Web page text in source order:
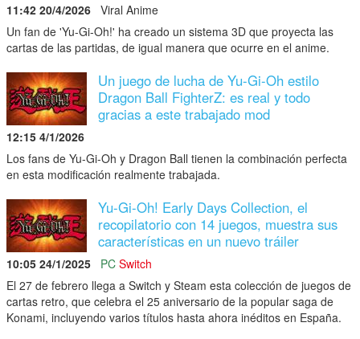
11:42 20/4/2026 Viral Anime
Un fan de 'Yu-Gi-Oh!' ha creado un sistema 3D que proyecta las
cartas de las partidas, de igual manera que ocurre en el anime.
Un juego de lucha de Yu-Gi-Oh estilo
Dragon Ball FighterZ: es real y todo
gracias a este trabajado mod
12:15 4/1/2026
Los fans de Yu-Gi-Oh y Dragon Ball tienen la combinación perfecta
en esta modificación realmente trabajada.
Yu-Gi-Oh! Early Days Collection, el
recopilatorio con 14 juegos, muestra sus
características en un nuevo tráiler
10:05 24/1/2025 PC Switch
El 27 de febrero llega a Switch y Steam esta colección de juegos de
cartas retro, que celebra el 25 aniversario de la popular saga de
Konami, incluyendo varios títulos hasta ahora inéditos en España.